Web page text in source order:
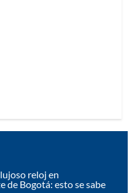
reloj en
de Bogotá: esto se sabe